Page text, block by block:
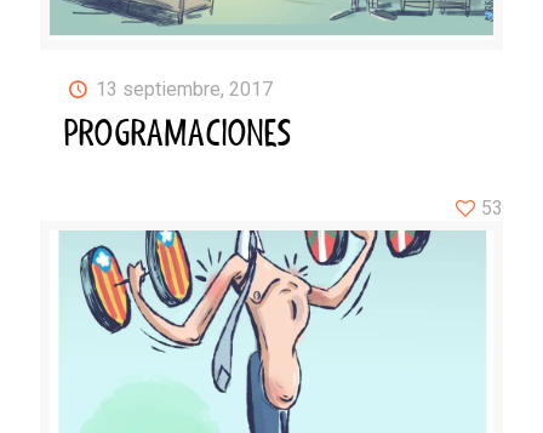
13 septiembre, 2017
PROGRAMACIONES
53